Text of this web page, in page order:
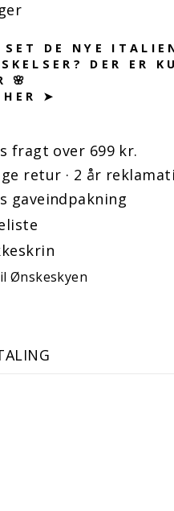
SET DE NYE
DER ER
🌸
HER ➤
fragt over 699 kr.
retur · 2 år
gaveindpakning
Ønskeskyen